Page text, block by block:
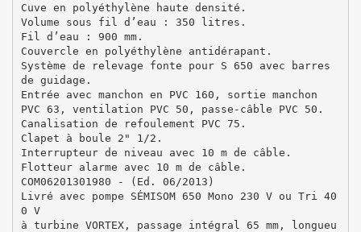
Cuve en polyéthylène haute densité.
Volume sous fil d’eau : 350 litres.
Fil d’eau : 900 mm.
Couvercle en polyéthylène antidérapant.
Système de relevage fonte pour S 650 avec barres
de guidage.
Entrée avec manchon en PVC 160, sortie manchon
PVC 63, ventilation PVC 50, passe-câble PVC 50.
Canalisation de refoulement PVC 75.
Clapet à boule 2" 1/2.
Interrupteur de niveau avec 10 m de câble.
Flotteur alarme avec 10 m de câble.
COM06201301980 - (Ed. 06/2013)
Livré avec pompe SÉMISOM 650 Mono 230 V ou Tri 40
0 V
à turbine VORTEX, passage intégral 65 mm, longueu